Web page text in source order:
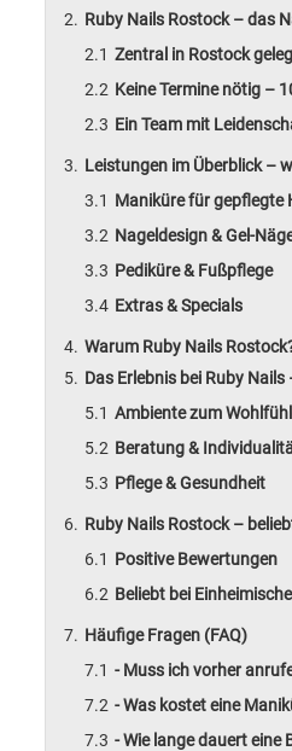
Ruby Nails Rostock – das
Zentral in Rostock
Keine Termine nötig –
Ein Team mit
Leistungen im Überblick –
Maniküre für gepflegte
Nageldesign & Gel-
Pediküre & Fußpflege
Extras & Specials
Warum Ruby Nails
Das Erlebnis bei Ruby
Ambiente zum
Beratung &
Pflege & Gesundheit
Ruby Nails Rostock –
Positive Bewertungen
Beliebt bei
Häufige Fragen (FAQ)
- Muss ich vorher
- Was kostet eine
- Wie lange dauert eine